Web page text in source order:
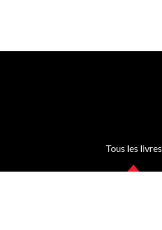
Tous les livres